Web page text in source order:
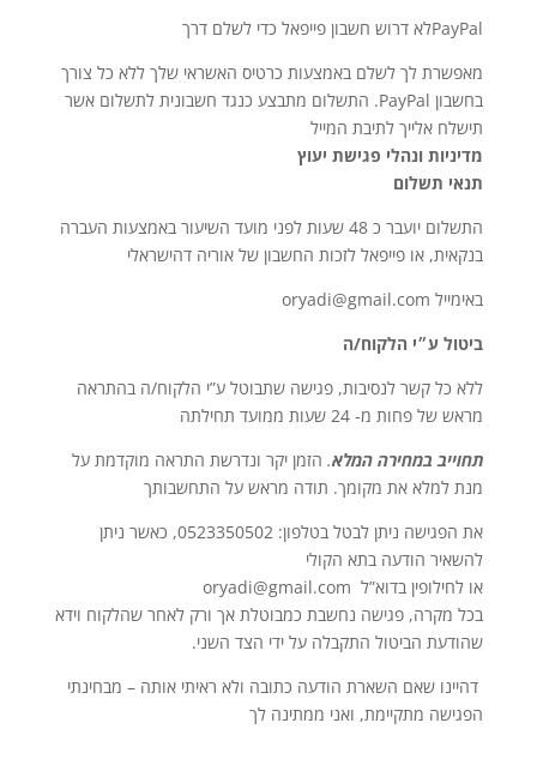
PayPalלא דרוש חשבון פייפאל כדי לשלם דרך
מאפשרת לך לשלם באמצעות כרטיס האשראי שלך ללא כל צורך
בחשבון PayPal. התשלום מתבצע כנגד חשבונית לתשלום אשר
תישלח אלייך לתיבת המייל
מדיניות ונהלי פגישת יעוץ
תנאי תשלום
התשלום יועבר כ 48 שעות לפני מועד השיעור באמצעות העברה
בנקאית, או פייפאל לזכות החשבון של אוריה דהישראלי
באימייל oryadi@gmail.com
ביטול ע״י הלקוח/ה
ללא כל קשר לנסיבות, פגישה שתבוטל ע”י הלקוח/ה בהתראה
מראש של פחות מ- 24 שעות ממועד תחילתה
תחוייב במחירה המלא.הזמן יקר ונדרשת התראה מוקדמת על
מנת למלא את מקומך. תודה מראש על התחשבותך
את הפגישה ניתן לבטל בטלפון: 0523350502, כאשר ניתן
להשאיר הודעה בתא הקולי
או לחילופין בדוא”ל oryadi@gmail.com
בכל מקרה, פגישה נחשבת כמבוטלת אך ורק לאחר שהלקוח וידא
שהודעת הביטול התקבלה על ידי הצד השני.
דהיינו שאם השארת הודעה כתובה ולא ראיתי אותה – מבחינתי
הפגישה מתקיימת, ואני ממתינה לך